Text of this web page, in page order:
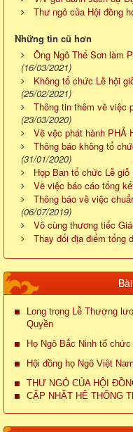
Thư ngỏ của Hội đồng
Những tin cũ hơn
Ông Ngô Thế Sơn làm
(16/03/2021)
Không tổ chức Lễ hội
(25/02/2021)
Thông tin thêm về việc
(23/03/2020)
Về vệc phát hành PHẢ
Thông báo không tổ
(31/01/2020)
Họp Ban tổ chức Lễ giỗ
Về việc báo cáo tổng
Thông báo về việc
(06/07/2019)
Vô cùng thương tiếc
Thay đổi địa điểm tổng
Long trọng Lễ Thượng
Quyền
Họ Ngô Bắc Ninh tổ
Hội đồng họ Ngô Việt
THƯ NGỎ CỦA HỘI
CẬP NHẬT HỆ THỐNG